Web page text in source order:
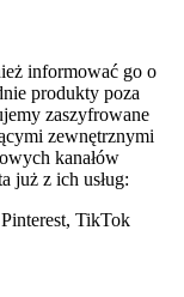
informować go o
produkty poza
zaszyfrowane
zewnętrznymi
kanałów
już z ich usług:
TikTok